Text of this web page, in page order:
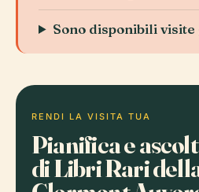
Sono disponibili visite
RENDI LA VISITA TUA
Pianifica e
di Libri Rari